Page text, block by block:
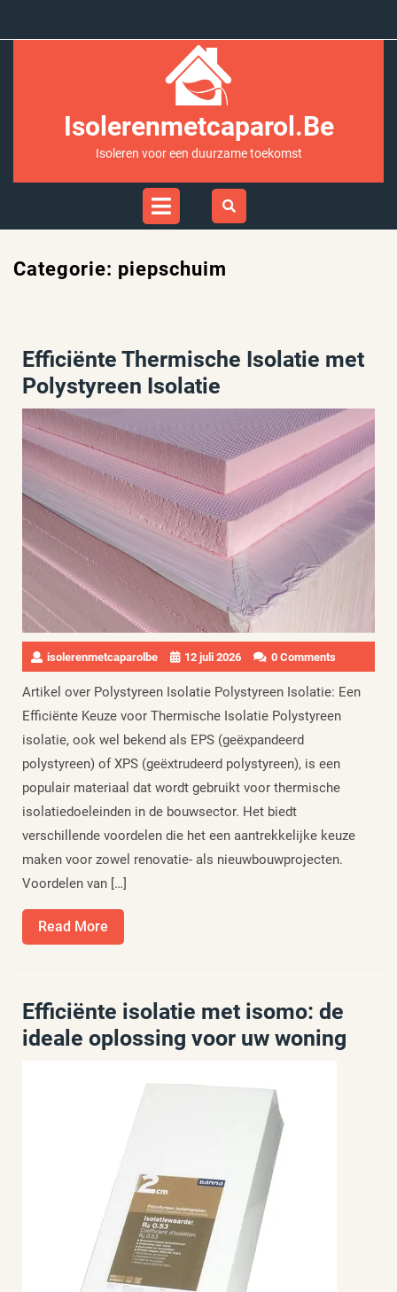
Isolerenmetcaparol.be
Isoleren voor een duurzame toekomst
Open
Categorie: piepschuim
Efficiënte Thermische Isolatie met
Polystyreen Isolatie
isolerenmetcaparolbe 12 juli 2026 0 Comments
Artikel over Polystyreen Isolatie Polystyreen Isolatie: Een
Efficiënte Keuze voor Thermische Isolatie Polystyreen
isolatie, ook wel bekend als EPS (geëxpandeerd
polystyreen) of XPS (geëxtrudeerd polystyreen), is een
populair materiaal dat wordt gebruikt voor thermische
isolatiedoeleinden in de bouwsector. Het biedt
verschillende voordelen die het een aantrekkelijke keuze
maken voor zowel renovatie- als nieuwbouwprojecten.
Voordelen van […]
Read More
More
Efficiënte isolatie met isomo: de
ideale oplossing voor uw woning